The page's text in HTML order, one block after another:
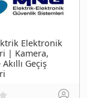
Elektronik
| Kamera,
Geçiş